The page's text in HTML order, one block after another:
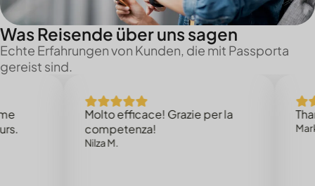
Was Reisende über uns sagen
Echte Erfahrungen von Kunden, die mit Passporta
gereist sind.
Molto efficace! Grazie per la
competenza!
Nilza M.
Thank
Mark N.